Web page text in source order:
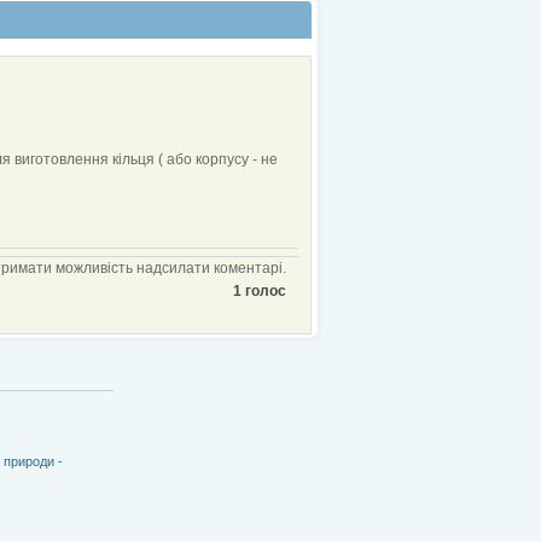
кільця ( або корпусу - не
можливість надсилати коментарі.
1 голос